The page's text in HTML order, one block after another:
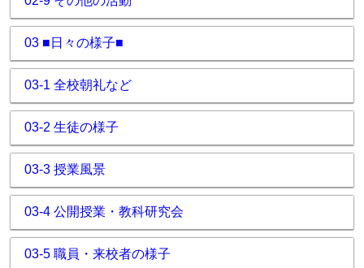
03 ■日々の様子■
03-1 全校朝礼など
03-2 生徒の様子
03-3 授業風景
03-4 公開授業・教科研究会
03-5 職員・来校者の様子